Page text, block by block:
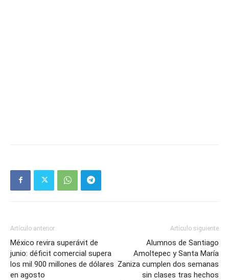
Artículo anterior
México revira superávit de
junio: déficit comercial supera
los mil 900 millones de dólares
en agosto
Artículo siguiente
Alumnos de Santiago
Amoltepec y Santa María
Zaniza cumplen dos semanas
sin clases tras hechos